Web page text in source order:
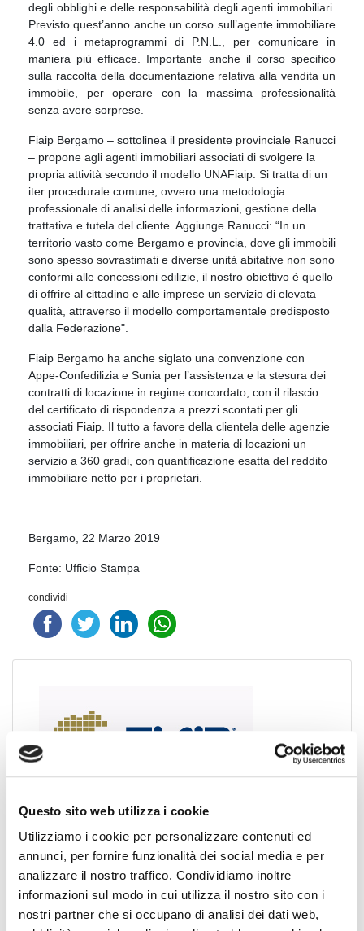
Questo sito web utilizza i cookie
Utilizziamo i cookie per personalizzare contenuti ed
annunci, per fornire funzionalità dei social media e per
analizzare il nostro traffico. Condividiamo inoltre
informazioni sul modo in cui utilizza il nostro sito con i
nostri partner che si occupano di analisi dei dati web,
degli obblighi e delle responsabilità degli agenti immobiliari.
Previsto quest’anno anche un corso sull’agente immobiliare
4.0 ed i metaprogrammi di P.N.L., per comunicare in
maniera più efficace. Importante anche il corso specifico
sulla raccolta della documentazione relativa alla vendita un
immobile, per operare con la massima professionalità
senza avere sorprese.
Fiaip Bergamo – sottolinea il presidente provinciale Ranucci
– propone agli agenti immobiliari associati di svolgere la
propria attività secondo il modello UNAFiaip. Si tratta di un
iter procedurale comune, ovvero una metodologia
professionale di analisi delle informazioni, gestione della
trattativa e tutela del cliente. Aggiunge Ranucci: “In un
territorio vasto come Bergamo e provincia, dove gli immobili
sono spesso sovrastimati e diverse unità abitative non sono
conformi alle concessioni edilizie, il nostro obiettivo è quello
di offrire al cittadino e alle imprese un servizio di elevata
qualità, attraverso il modello comportamentale predisposto
dalla Federazione".
Fiaip Bergamo ha anche siglato una convenzione con
Appe-Confedilizia e Sunia per l’assistenza e la stesura dei
contratti di locazione in regime concordato, con il rilascio
del certificato di rispondenza a prezzi scontati per gli
associati Fiaip. Il tutto a favore della clientela delle agenzie
immobiliari, per offrire anche in materia di locazioni un
servizio a 360 gradi, con quantificazione esatta del reddito
immobiliare netto per i proprietari.
Bergamo, 22 Marzo 2019
Fonte: Ufficio Stampa
condividi
UFFICIO
STAMPA FIAIP
Vincenzo Campo - Capo Ufficio Stampa, PR e Media
Relations Manager.
Via Sardegna 50 - 00187 ROMA